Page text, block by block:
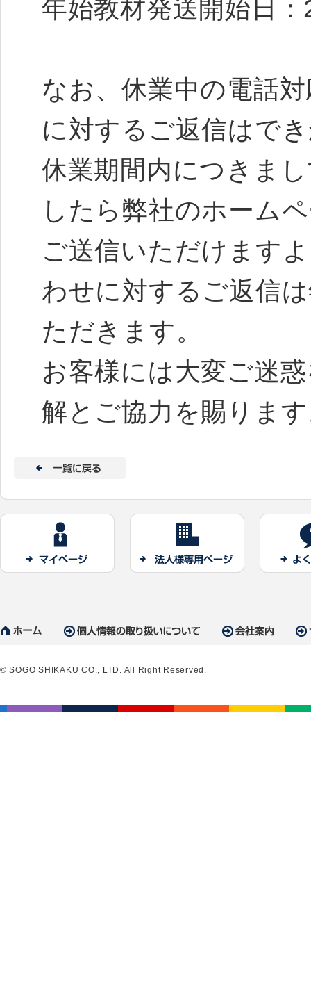
年始教材発送開始日
なお、休業中の電話
に対するご返信はで
休業期間内につきま
したら弊社のホーム
ご送信いただけます
わせに対するご返信
ただきます。
お客様には大変ご迷
解とご協力を賜りま
© SOGO SHIKAKU CO., LTD. All Right Reserved.